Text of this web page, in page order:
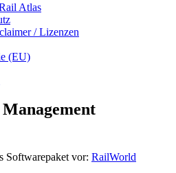
Atlas
/ Lizenzen
(EU)
Softwarepaket vor: RailWorld